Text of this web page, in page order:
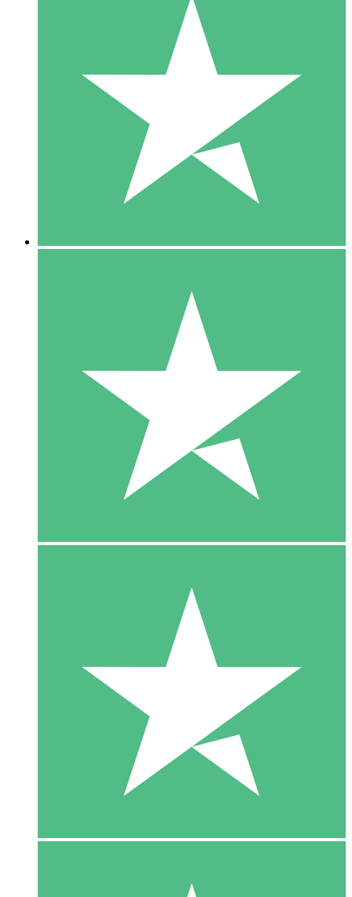
Paquetes de Créditos Individuales
Paga según el uso con créditos de descarga. Sin compromiso
10 00
10 Descargas
20 00